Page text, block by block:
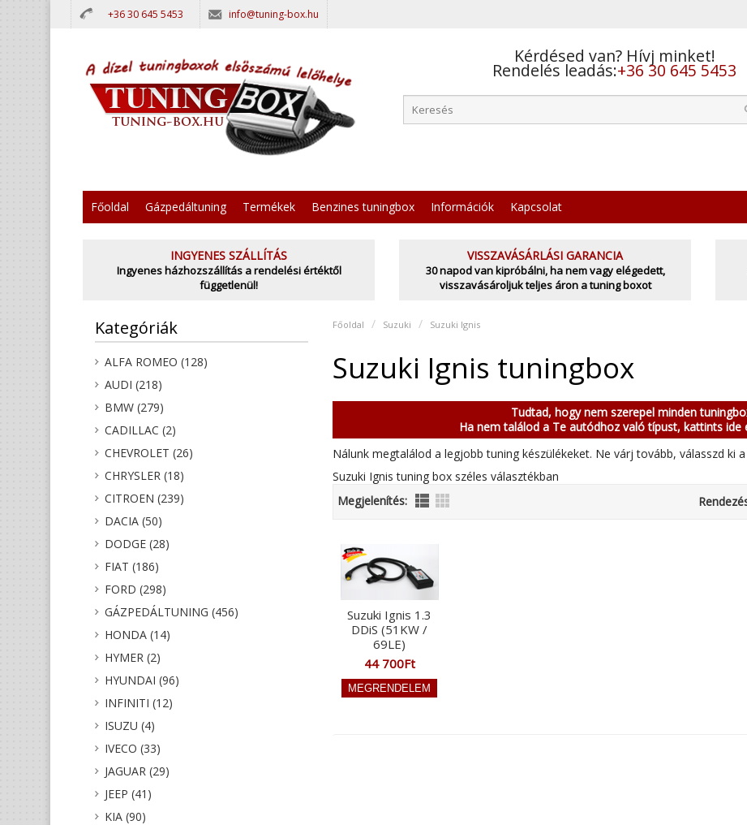
+36 30 645 5453 info@tuning-box.hu
Kérdésed van? Hívj minket!
Rendelés leadás:+36 30 645 5453
Főoldal Gázpedáltuning Termékek Benzines tuningbox Információk Kapcsolat
INGYENES SZÁLLÍTÁS
Ingyenes házhozszállítás a rendelési értéktől
függetlenül!
VISSZAVÁSÁRLÁSI GARANCIA
30 napod van kipróbálni, ha nem vagy elégedett,
visszavásároljuk teljes áron a tuning boxot
Kategóriák
ALFA ROMEO (128)
AUDI (218)
BMW (279)
CADILLAC (2)
CHEVROLET (26)
CHRYSLER (18)
CITROEN (239)
DACIA (50)
DODGE (28)
FIAT (186)
FORD (298)
GÁZPEDÁLTUNING (456)
HONDA (14)
HYMER (2)
HYUNDAI (96)
INFINITI (12)
ISUZU (4)
IVECO (33)
JAGUAR (29)
JEEP (41)
KIA (90)
Főoldal Suzuki Suzuki Ignis
Suzuki Ignis tuningbox
Tudtad, hogy nem szerepel minden
Ha nem találod a Te autódhoz való típust, kattints ide
Nálunk megtalálod a legjobb tuning készülékeket. Ne várj tovább, válasszd ki
Suzuki Ignis tuning box széles választékban
Megjelenítés:
Suzuki Ignis 1.3
DDiS (51KW /
69LE)
44 700Ft